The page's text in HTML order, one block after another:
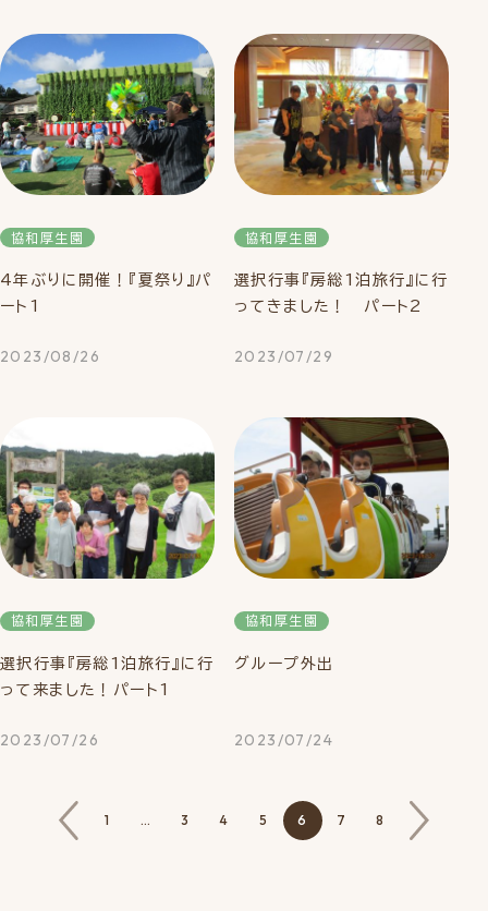
協和厚生園
4年ぶりに開催！『夏祭り』パ
ート1
2023/08/26
協和厚生園
選択行事『房総1泊旅行』に行
ってきました！ パート2
2023/07/29
協和厚生園
選択行事『房総1泊旅行』に行
って来ました！パート1
2023/07/26
協和厚生園
グループ外出
2023/07/24
1 … 3 4 5 6 7 8